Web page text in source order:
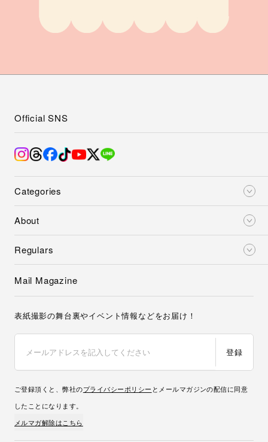
Categories
About
Regulars
Official SNS
Mail Magazine
表紙撮影の舞台裏やイベント情報などをお届け！
登録
ご登録頂くと、弊社のプライバシーポリシー とメールマガジンの配信に同意
したことになります。
メルマガ解除はこちら